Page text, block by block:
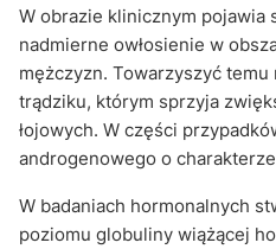
W obrazie klinicznym pojawia
nadmierne owłosienie w
mężczyzn. Towarzyszyć
trądziku, którym sprzyja
łojowych. W części
androgenowego o
W badaniach hormonalnych
poziomu globuliny wiążącej